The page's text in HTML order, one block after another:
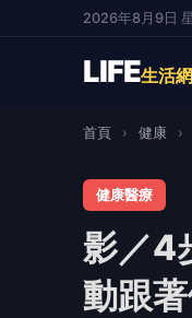
2026年8月9日
LIFE生活網
首頁 › 健康 ›
健康醫療
影／4
動跟